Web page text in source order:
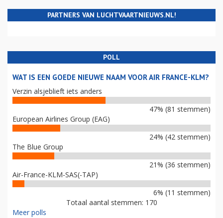
PARTNERS VAN LUCHTVAARTNIEUWS.NL!
POLL
WAT IS EEN GOEDE NIEUWE NAAM VOOR AIR FRANCE-KLM?
Verzin alsjeblieft iets anders
47% (81 stemmen)
European Airlines Group (EAG)
24% (42 stemmen)
The Blue Group
21% (36 stemmen)
Air-France-KLM-SAS(-TAP)
6% (11 stemmen)
Totaal aantal stemmen: 170
Meer polls